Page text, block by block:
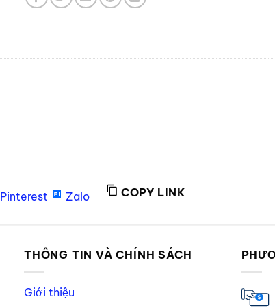
Pinterest Zalo COPY LINK
THÔNG TIN VÀ CHÍNH SÁCH
Giới thiệu